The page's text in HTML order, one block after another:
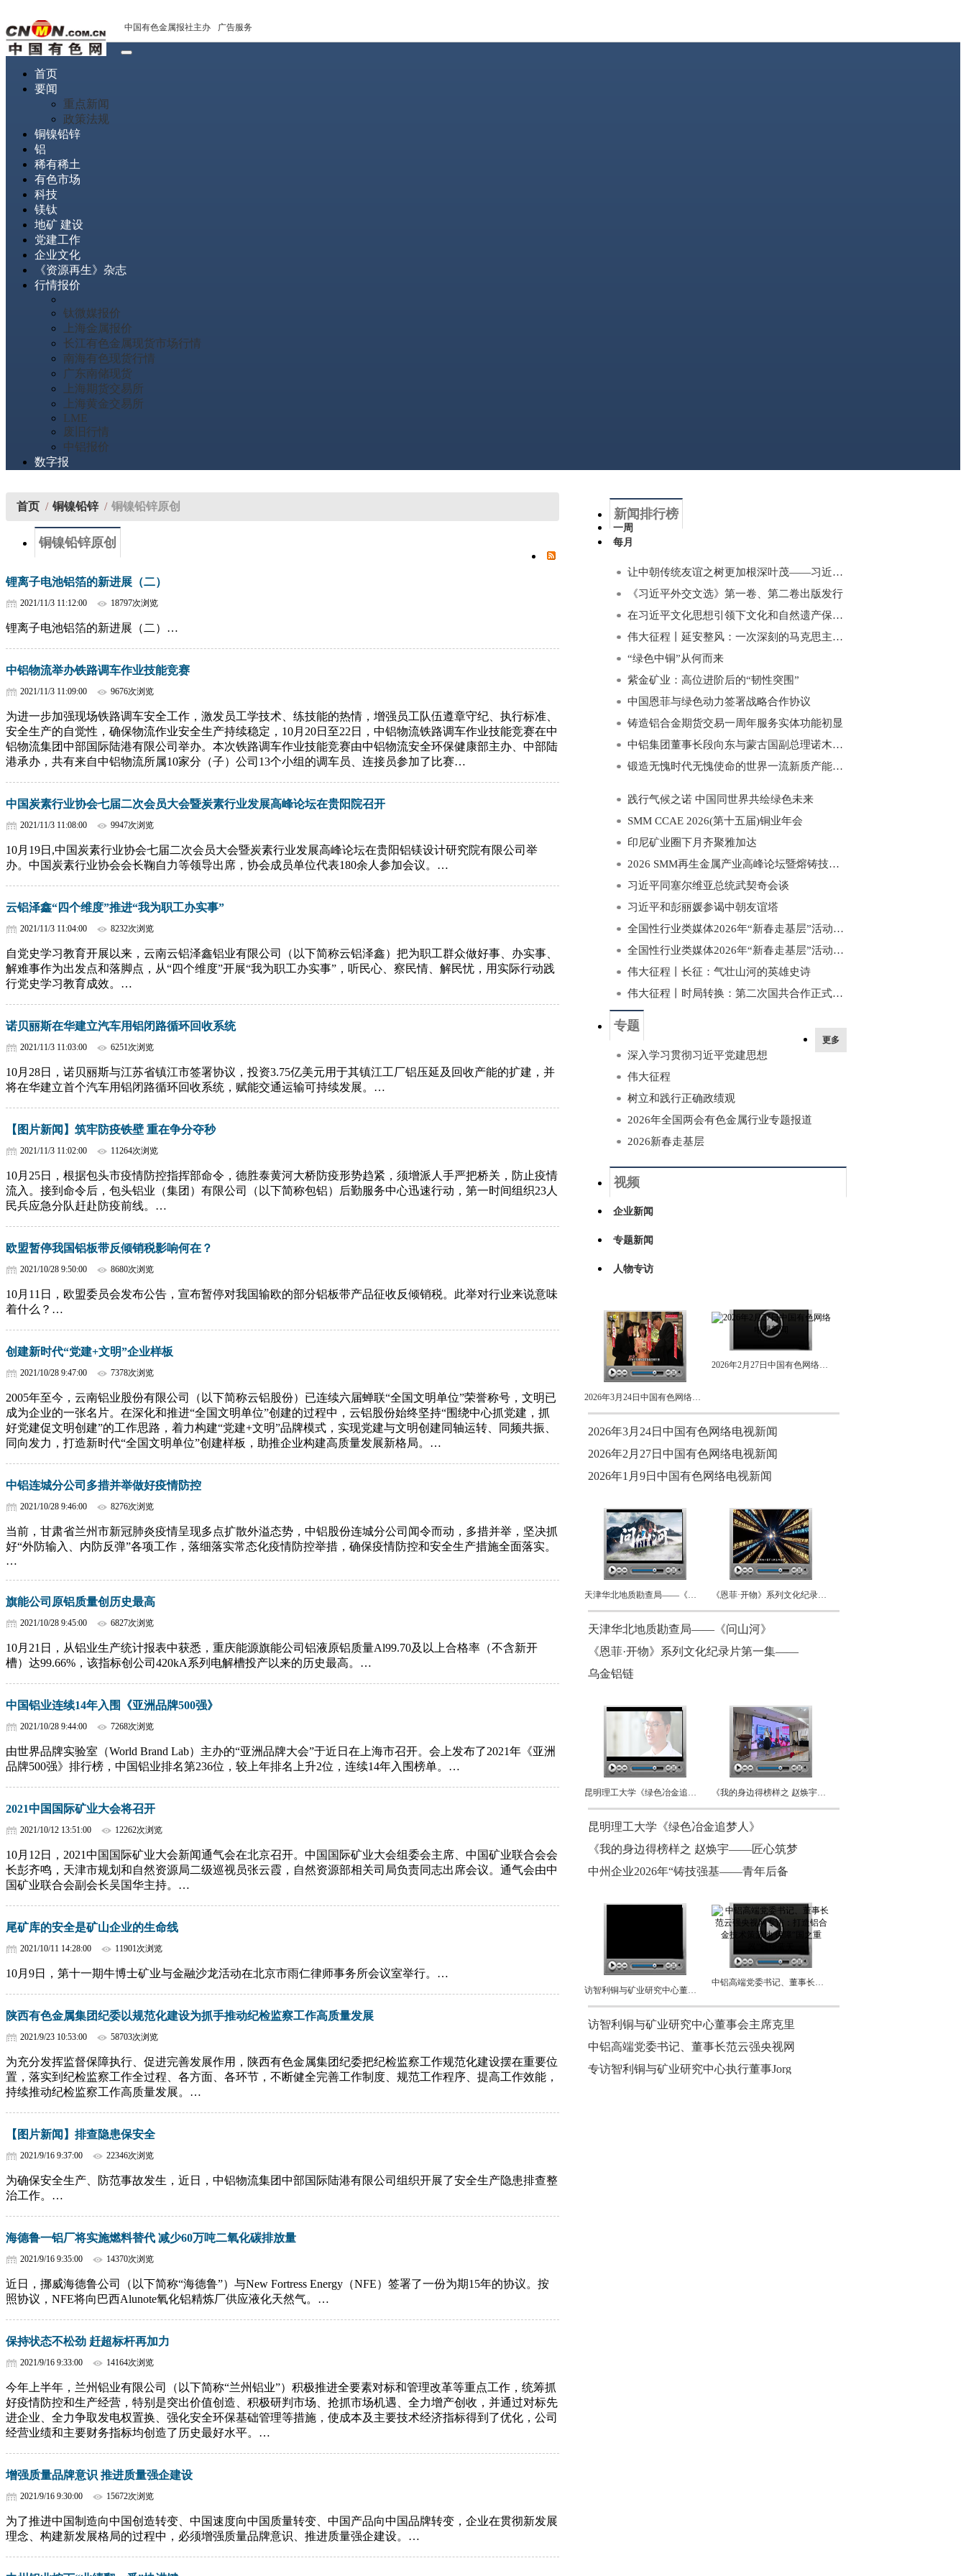
中国有色金属报社主办 广告服务
首页
要闻
重点新闻
政策法规
铜镍铅锌
铝
稀有稀土
有色市场
科技
镁钛
地矿 建设
党建工作
企业文化
《资源再生》杂志
行情报价
钛微媒报价
上海金属报价
长江有色金属现货市场行情
南海有色现货行情
广东南储现货
上海期货交易所
上海黄金交易所
LME
废旧行情
中铝报价
数字报
首页 / 铜镍铅锌 / 铜镍铅锌原创
铜镍铅锌原创
锂离子电池铝箔的新进展（二）
2021/11/3 11:12:00 18797次浏览
锂离子电池铝箔的新进展（二）…
中铝物流举办铁路调车作业技能竞赛
2021/11/3 11:09:00 9676次浏览
为进一步加强现场铁路调车安全工作，激发员工学技术、练技能的热情，增强员工队伍遵章守纪、执行标准、
安全生产的自觉性，确保物流作业安全生产持续稳定，10月20日至22日，中铝物流铁路调车作业技能竞赛在中
铝物流集团中部国际陆港有限公司举办。本次铁路调车作业技能竞赛由中铝物流安全环保健康部主办、中部陆
港承办，共有来自中铝物流所属10家分（子）公司13个小组的调车员、连接员参加了比赛…
中国炭素行业协会七届二次会员大会暨炭素行业发展高峰论坛在贵阳院召开
2021/11/3 11:08:00 9947次浏览
10月19日,中国炭素行业协会七届二次会员大会暨炭素行业发展高峰论坛在贵阳铝镁设计研究院有限公司举
办。中国炭素行业协会会长鞠自力等领导出席，协会成员单位代表180余人参加会议。…
云铝泽鑫“四个维度”推进“我为职工办实事”
2021/11/3 11:04:00 8232次浏览
自党史学习教育开展以来，云南云铝泽鑫铝业有限公司（以下简称云铝泽鑫）把为职工群众做好事、办实事、
解难事作为出发点和落脚点，从“四个维度”开展“我为职工办实事”，听民心、察民情、解民忧，用实际行动践
行党史学习教育成效。…
诺贝丽斯在华建立汽车用铝闭路循环回收系统
2021/11/3 11:03:00 6251次浏览
10月28日，诺贝丽斯与江苏省镇江市签署协议，投资3.75亿美元用于其镇江工厂铝压延及回收产能的扩建，并
将在华建立首个汽车用铝闭路循环回收系统，赋能交通运输可持续发展。…
【图片新闻】筑牢防疫铁壁 重在争分夺秒
2021/11/3 11:02:00 11264次浏览
10月25日，根据包头市疫情防控指挥部命令，德胜泰黄河大桥防疫形势趋紧，须增派人手严把桥关，防止疫情
流入。接到命令后，包头铝业（集团）有限公司（以下简称包铝）后勤服务中心迅速行动，第一时间组织23人
民兵应急分队赶赴防疫前线。…
欧盟暂停我国铝板带反倾销税影响何在？
2021/10/28 9:50:00 8680次浏览
10月11日，欧盟委员会发布公告，宣布暂停对我国输欧的部分铝板带产品征收反倾销税。此举对行业来说意味
着什么？…
创建新时代“党建+文明”企业样板
2021/10/28 9:47:00 7378次浏览
2005年至今，云南铝业股份有限公司（以下简称云铝股份）已连续六届蝉联“全国文明单位”荣誉称号，文明已
成为企业的一张名片。在深化和推进“全国文明单位”创建的过程中，云铝股份始终坚持“围绕中心抓党建，抓
好党建促文明创建”的工作思路，着力构建“党建+文明”品牌模式，实现党建与文明创建同轴运转、同频共振、
同向发力，打造新时代“全国文明单位”创建样板，助推企业构建高质量发展新格局。…
中铝连城分公司多措并举做好疫情防控
2021/10/28 9:46:00 8276次浏览
当前，甘肃省兰州市新冠肺炎疫情呈现多点扩散外溢态势，中铝股份连城分公司闻令而动，多措并举，坚决抓
好“外防输入、内防反弹”各项工作，落细落实常态化疫情防控举措，确保疫情防控和安全生产措施全面落实。
…
旗能公司原铝质量创历史最高
2021/10/28 9:45:00 6827次浏览
10月21日，从铝业生产统计报表中获悉，重庆能源旗能公司铝液原铝质量Al99.70及以上合格率（不含新开
槽）达99.66%，该指标创公司420kA系列电解槽投产以来的历史最高。…
中国铝业连续14年入围《亚洲品牌500强》
2021/10/28 9:44:00 7268次浏览
由世界品牌实验室（World Brand Lab）主办的“亚洲品牌大会”于近日在上海市召开。会上发布了2021年《亚洲
品牌500强》排行榜，中国铝业排名第236位，较上年排名上升2位，连续14年入围榜单。…
2021中国国际矿业大会将召开
2021/10/12 13:51:00 12262次浏览
10月12日，2021中国国际矿业大会新闻通气会在北京召开。中国国际矿业大会组委会主席、中国矿业联合会会
长彭齐鸣，天津市规划和自然资源局二级巡视员张云霞，自然资源部相关司局负责同志出席会议。通气会由中
国矿业联合会副会长吴国华主持。…
尾矿库的安全是矿山企业的生命线
2021/10/11 14:28:00 11901次浏览
10月9日，第十一期牛博士矿业与金融沙龙活动在北京市雨仁律师事务所会议室举行。…
陕西有色金属集团纪委以规范化建设为抓手推动纪检监察工作高质量发展
2021/9/23 10:53:00 58703次浏览
为充分发挥监督保障执行、促进完善发展作用，陕西有色金属集团纪委把纪检监察工作规范化建设摆在重要位
置，落实到纪检监察工作全过程、各方面、各环节，不断健全完善工作制度、规范工作程序、提高工作效能，
持续推动纪检监察工作高质量发展。…
【图片新闻】排查隐患保安全
2021/9/16 9:37:00 22346次浏览
为确保安全生产、防范事故发生，近日，中铝物流集团中部国际陆港有限公司组织开展了安全生产隐患排查整
治工作。…
海德鲁一铝厂将实施燃料替代 减少60万吨二氧化碳排放量
2021/9/16 9:35:00 14370次浏览
近日，挪威海德鲁公司（以下简称“海德鲁”）与New Fortress Energy（NFE）签署了一份为期15年的协议。按
照协议，NFE将向巴西Alunote氧化铝精炼厂供应液化天然气。…
保持状态不松劲 赶超标杆再加力
2021/9/16 9:33:00 14164次浏览
今年上半年，兰州铝业有限公司（以下简称“兰州铝业”）积极推进全要素对标和管理改革等重点工作，统筹抓
好疫情防控和生产经营，特别是突出价值创造、积极研判市场、抢抓市场机遇、全力增产创收，并通过对标先
进企业、全力争取发电权置换、强化安全环保基础管理等措施，使成本及主要技术经济指标得到了优化，公司
经营业绩和主要财务指标均创造了历史最好水平。…
增强质量品牌意识 推进质量强企建设
2021/9/16 9:30:00 15672次浏览
为了推进中国制造向中国创造转变、中国速度向中国质量转变、中国产品向中国品牌转变，企业在贯彻新发展
理念、构建新发展格局的过程中，必须增强质量品牌意识、推进质量强企建设。…
新闻排行榜
一周
每月
让中朝传统友谊之树更加根深叶茂——习近平总书记对朝鲜进行国事访问纪实
《习近平外交文选》第一卷、第二卷出版发行
在习近平文化思想引领下文化和自然遗产保护传承利用工作开创新局面
伟大征程丨延安整风：一次深刻的马克思主义思想教育运动
“绿色中铜”从何而来
紫金矿业：高位进阶后的“韧性突围”
中国恩菲与绿色动力签署战略合作协议
铸造铝合金期货交易一周年服务实体功能初显
中铝集团董事长段向东与蒙古国副总理诺木泰巴亚尔举行会谈
锻造无愧时代无愧使命的世界一流新质产能——中国有色金属工业的战略应对与破局之道（二）
践行气候之诺 中国同世界共绘绿色未来
SMM CCAE 2026(第十五届)铜业年会
印尼矿业圈下月齐聚雅加达
2026 SMM再生金属产业高峰论坛暨熔铸技术专场
习近平同塞尔维亚总统武契奇会谈
习近平和彭丽媛参谒中朝友谊塔
全国性行业类媒体2026年“新春走基层”活动成果展示（下）
全国性行业类媒体2026年“新春走基层”活动成果展示（上）
伟大征程丨长征：气壮山河的英雄史诗
伟大征程丨时局转换：第二次国共合作正式形成
专题
更多
深入学习贯彻习近平党建思想
伟大征程
树立和践行正确政绩观
2026年全国两会有色金属行业专题报道
2026新春走基层
视频
企业新闻
专题新闻
人物专访
2026年3月24日中国有色网络电视新闻
2026年2月27日中国有色网络电视新闻
2026年3月24日中国有色网络电视新闻
2026年2月27日中国有色网络电视新闻
2026年1月9日中国有色网络电视新闻
天津华北地质勘查局——《问山河》 《恩菲·开物》系列文化纪录片第一集——“爵”醒
天津华北地质勘查局——《问山河》
《恩菲·开物》系列文化纪录片第一集——
乌金铝链
昆明理工大学《绿色冶金追梦人》 《我的身边得榜样之 赵焕宇——匠心筑梦 奋斗如歌》
昆明理工大学《绿色冶金追梦人》
《我的身边得榜样之 赵焕宇——匠心筑梦
中州企业2026年“铸技强基——青年后备
访智利铜与矿业研究中心董事会主席克里斯蒂安·昆齐奥
中铝高端党委书记、董事长范云强央视网专访：打造铝合金技术策源地 保障“国之重器”翱翔蓝天
访智利铜与矿业研究中心董事会主席克里
中铝高端党委书记、董事长范云强央视网
专访智利铜与矿业研究中心执行董事Jorg